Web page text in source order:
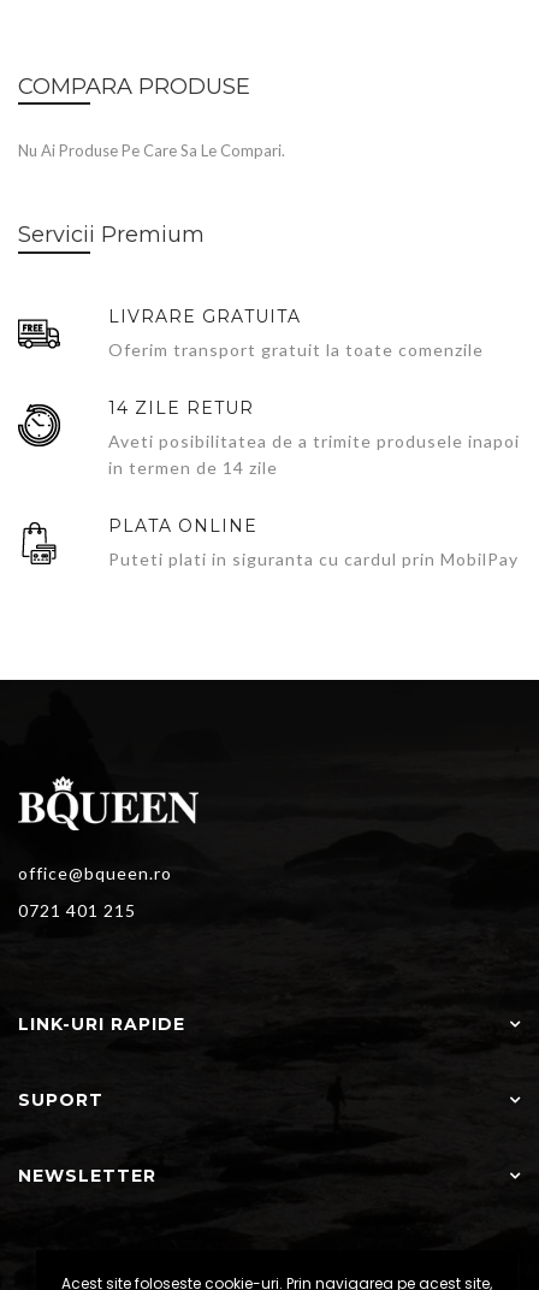
Acest site foloseste cookie-uri. Prin navigarea pe acest site,
COMPARA PRODUSE
Nu Ai Produse Pe Care Sa Le Compari.
Servicii Premium
LIVRARE GRATUITA
Oferim transport gratuit la toate comenzile
14 ZILE RETUR
Aveti posibilitatea de a trimite produsele inapoi
in termen de 14 zile
PLATA ONLINE
Puteti plati in siguranta cu cardul prin MobilPay
office@bqueen.ro
0721 401 215
LINK-URI RAPIDE
SUPORT
NEWSLETTER